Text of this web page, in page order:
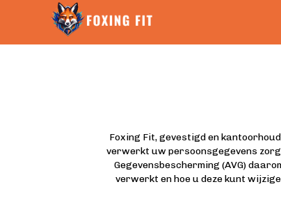
Foxing Fit, gevestigd en
verwerkt uw persoonsgegevens
Gegevensbescherming (AVG)
verwerkt en hoe u deze kunt